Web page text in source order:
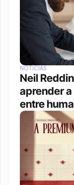
NOTÍCIAS
Neil
aprender
entre